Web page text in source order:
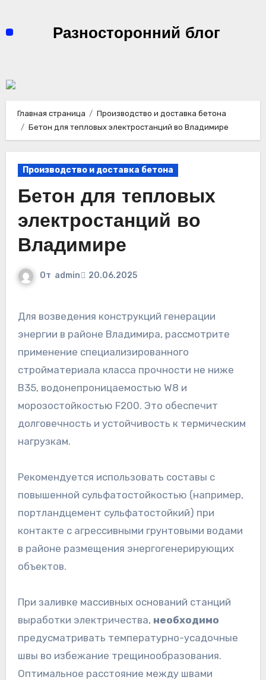
содержимомуРазносторонний блог
Главная страница
Производство и доставка бетона
Бетон для тепловых электростанций во Владимире
Производство и доставка бетона
Бетон для тепловых
электростанций во
Владимире
От admin 20.06.2025
Для возведения конструкций генерации
энергии в районе Владимира, рассмотрите
применение специализированного
стройматериала класса прочности не ниже
B35, водонепроницаемостью W8 и
морозостойкостью F200. Это обеспечит
долговечность и устойчивость к термическим
нагрузкам.
Рекомендуется использовать составы с
повышенной сульфатостойкостью (например,
портландцемент сульфатостойкий) при
контакте с агрессивными грунтовыми водами
в районе размещения энергогенерирующих
объектов.
При заливке массивных оснований станций
выработки электричества, необходимо
предусматривать температурно-усадочные
швы во избежание трещинообразования.
Оптимальное расстояние между швами